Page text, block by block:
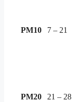
PM10 7 – 21
PM20 21 – 28